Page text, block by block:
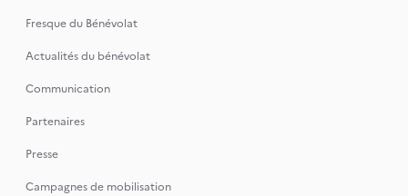
Fresque du Bénévolat
Actualités du bénévolat
Communication
Partenaires
Presse
Campagnes de mobilisation